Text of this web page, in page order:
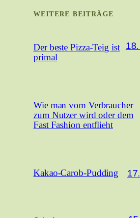
WEITERE BEITRÄGE
Der beste Pizza-Teig ist
primal
Wie man vom Verbraucher
zum Nutzer wird oder dem
Fast Fashion entflieht
Kakao-Carob-Pudding